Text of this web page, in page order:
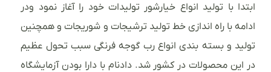
ابتدا با تولید انواع خیارشور تولیدات خود را آغاز نمود ودر
ادامه با راه اندازی خط تولید ترشیجات و شوریجات و همچنین
تولید و بسته بندی انواع رب گوجه فرنگی سبب تحول عظیم
در این محصولات در کشور شد. دادنام با دارا بودن آزمایشگاه